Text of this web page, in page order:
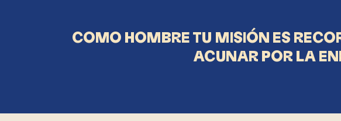
COMO HOMBRE TU MISIÓN ES
ACUNAR POR LA